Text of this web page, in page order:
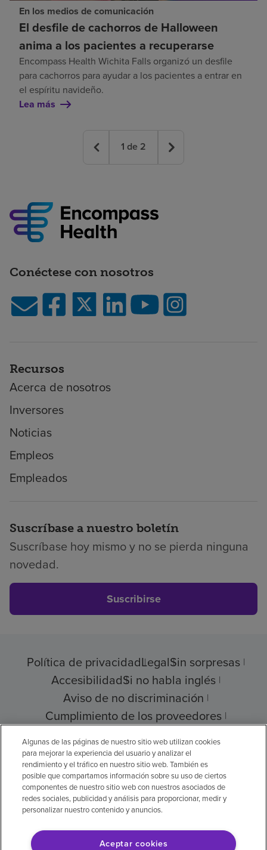
En los medios de comunicación
El desfile de cachorros de Halloween
anima a los pacientes a recuperarse
Encompass Health Wichita Falls organizó un desfile
para cachorros para ayudar a los pacientes a entrar en
el espíritu navideño.
Lea más
1 de 2
Conéctese con nosotros
Recursos
Acerca de nosotros
Inversores
Noticias
Empleos
Empleados
Suscríbase a nuestro boletín
Suscríbase hoy mismo y no se pierda ninguna
novedad.
Suscribirse
Política de privacidadLegalSin sorpresas
AccesibilidadSi no habla inglés
Aviso de no discriminación
Cumplimiento de los proveedores
Transparencia de precios
© 2026 Encompass Health Corporation
Preferencias de cookies
Algunas de las páginas de nuestro sitio web utilizan cookies
para mejorar la experiencia del usuario y analizar el
rendimiento y el tráfico en nuestro sitio web. También es
posible que compartamos información sobre su uso de ciertos
componentes de nuestro sitio web con nuestros asociados de
redes sociales, publicidad y análisis para proporcionar, medir y
personalizar nuestro contenido y anuncios.
Aceptar cookies